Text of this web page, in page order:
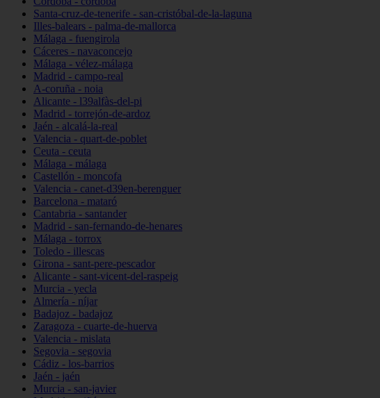
Santa-cruz-de-tenerife - san-cristóbal-de-la-laguna
Illes-balears - palma-de-mallorca
Málaga - fuengirola
Cáceres - navaconcejo
Málaga - vélez-málaga
Madrid - campo-real
A-coruña - noia
Alicante - l39alfàs-del-pi
Madrid - torrejón-de-ardoz
Jaén - alcalá-la-real
Valencia - quart-de-poblet
Ceuta - ceuta
Málaga - málaga
Castellón - moncofa
Valencia - canet-d39en-berenguer
Barcelona - mataró
Cantabria - santander
Madrid - san-fernando-de-henares
Málaga - torrox
Toledo - illescas
Girona - sant-pere-pescador
Alicante - sant-vicent-del-raspeig
Murcia - yecla
Almería - níjar
Badajoz - badajoz
Zaragoza - cuarte-de-huerva
Valencia - mislata
Segovia - segovia
Cádiz - los-barrios
Jaén - jaén
Murcia - san-javier